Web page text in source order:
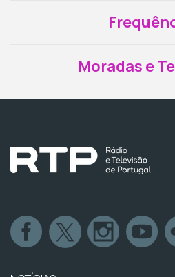
Moradas e